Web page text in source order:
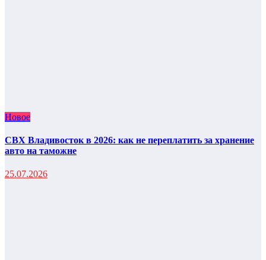
Новое
СВХ Владивосток в 2026: как не переплатить за хранение
авто на таможне
25.07.2026